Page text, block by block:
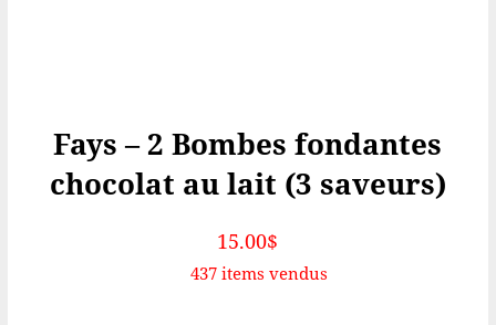
Fays – 2 Bombes fondantes
chocolat au lait (3 saveurs)
15.00$
437 items vendus